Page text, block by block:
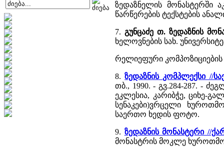
ზედაზნელის მონასტერში
წარწერების ტექსტების
7. გუნცაძე თ. ზედაზნის
ხელოვნების სახ.
რელიეფური კომპოზიციების
8.ზედაზნის კომპლექსი //
თბ., 1990. - გვ.284-287. -
ეკლესია, კარიბჭე, ციხე-
სენაკები)ვრცელი
საერთო ხედის ფოტო.
9. ზედაზნის მონასტერი //
მონასტრის მოკლე